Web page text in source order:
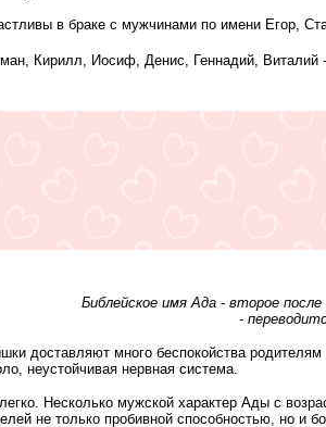
в браке с мужчинами по имени Егор,
Кирилл, Иосиф, Денис, Геннадий, Виталий
Библейское имя Ада - второе
-
доставляют много беспокойства
неустойчивая нервная система.
Несколько мужской характер Ады с
не только пробивной способностью, но и